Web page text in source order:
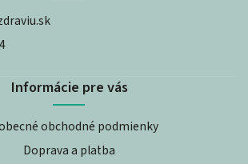
Informácie pre vás
obchodné podmienky
Doprava a platba